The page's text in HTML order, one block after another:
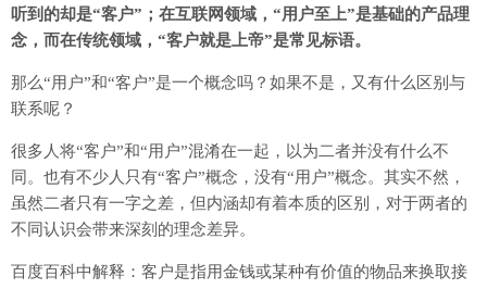
听到的却是“客户”；在互联网领域，“用户至上”是基础的产品理
念，而在传统领域，“客户就是上帝”是常见标语。
那么“用户”和“客户”是一个概念吗？如果不是，又有什么区别与
联系呢？
很多人将“客户”和“用户”混淆在一起，以为二者并没有什么不
同。也有不少人只有“客户”概念，没有“用户”概念。其实不然，
虽然二者只有一字之差，但内涵却有着本质的区别，对于两者的
不同认识会带来深刻的理念差异。
百度百科中解释：客户是指用金钱或某种有价值的物品来换取接